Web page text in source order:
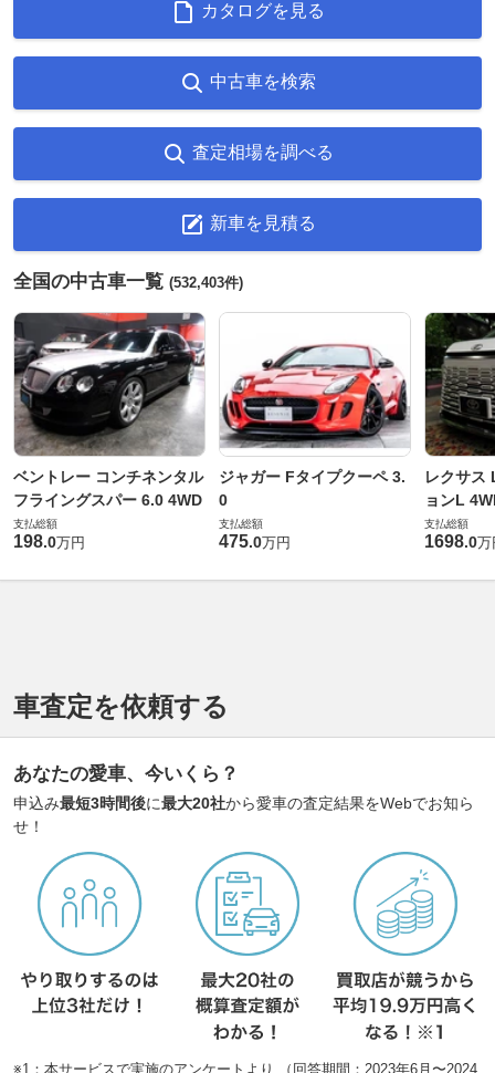
カタログを見る
中古車を検索
査定相場を調べる
新車を見積る
全国の中古車一覧 (532,403件)
ベントレー コンチネンタル
フライングスパー 6.0 4WD
支払総額
198.0万円
ジャガー Fタイプクーペ 3.
0
支払総額
475.0万円
レクサス
ョンL
支払総額
1698.0万
車査定を依頼する
あなたの愛車、今いくら？
申込み最短3時間後に最大20社から愛車の査定結果をWebでお知ら
せ！
※1：本サービスで実施のアンケートより （回答期間：2023年6月〜2024